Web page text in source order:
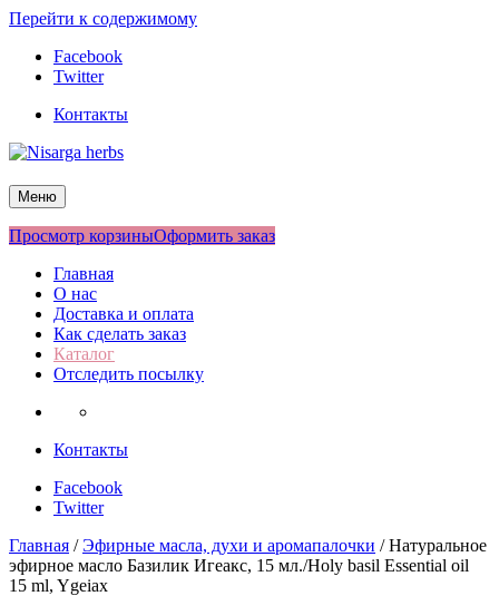
Перейти к содержимому
Facebook
Twitter
Контакты
Nisarga herbs
Меню
Просмотр корзиныОформить заказ
Главная
О нас
Доставка и оплата
Как сделать заказ
Каталог
Отследить посылку
Контакты
Facebook
Twitter
Главная /Эфирные масла, духи и аромапалочки / Натуральное
эфирное масло Базилик Игеакс, 15 мл./Holy basil Essential oil
15 ml, Ygeiax